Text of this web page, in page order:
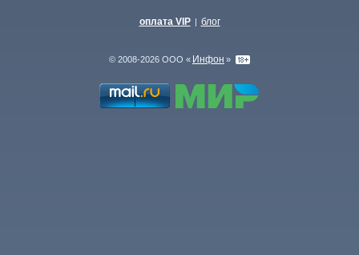
оплата VIP | блог
© 2008-2026 ООО « Инфон »